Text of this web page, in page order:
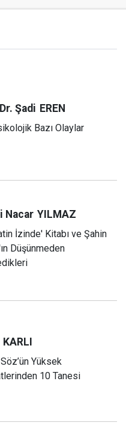
Şadi EREN
Bazı Olaylar
Nacar YILMAZ
İzinde' Kitabı ve Şahin
Düşünmeden
KARLI
Yüksek
10 Tanesi